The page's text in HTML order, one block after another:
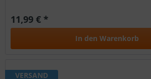
11,99 € *
In den Warenkorb
VERSAND